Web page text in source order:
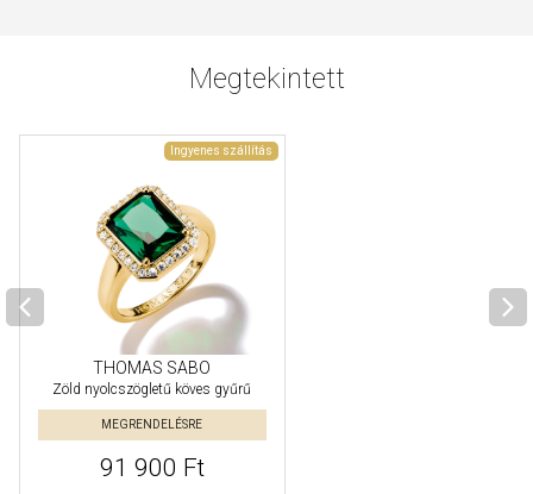
Megtekintett
Ingyenes szállítás
THOMAS SABO
Zöld nyolcszögletű köves gyűrű
MEGRENDELÉSRE
91 900 Ft